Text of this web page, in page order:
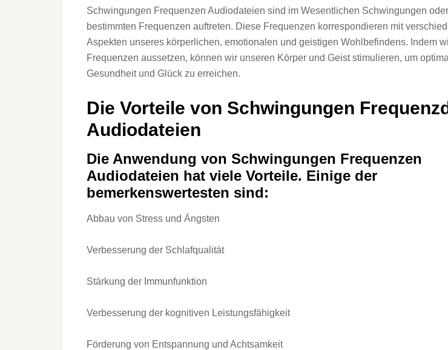
Schwingungen Frequenzen Audiodateien sind im Wesentlichen Schwingungen
bestimmten Frequenzen auftreten. Diese Frequenzen korrespondieren mit
Aspekten unseres körperlichen, emotionalen und geistigen Wohlbefindens. Indem
Frequenzen aussetzen, können wir unseren Körper und Geist stimulieren, um
Gesundheit und Glück zu erreichen.
Die Vorteile von Schwingungen
Audiodateien
Die Anwendung von Schwingungen Frequenzen
Audiodateien hat viele Vorteile. Einige der
bemerkenswertesten sind:
Abbau von Stress und Ängsten
Verbesserung der Schlafqualität
Stärkung der Immunfunktion
Verbesserung der kognitiven Leistungsfähigkeit
Förderung von Entspannung und Achtsamkeit